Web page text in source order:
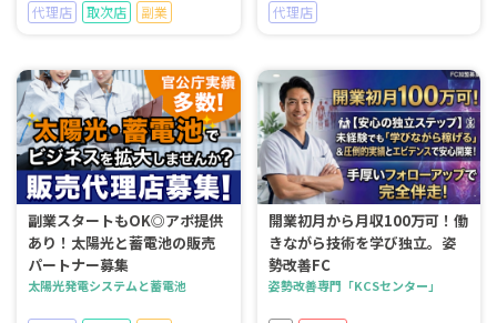
代理店 取次店 副業 代理店
副業スタートもOK◎アポ提供
あり！太陽光と蓄電池の販売
パートナー募集
太陽光発電システムと蓄電池
開業初月から月収100万可！働
きながら技術を学び独立。姿
勢改善FC
姿勢改善専門「KCSセンター」